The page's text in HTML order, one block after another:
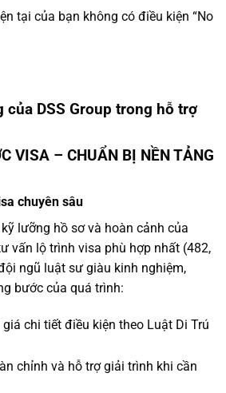
tại của bạn không có điều kiện “No
của DSS Group trong hỗ trợ
VISA – CHUẨN BỊ NỀN TẢNG
chuyên sâu
lưỡng hồ sơ và hoàn cảnh của
vấn lộ trình visa phù hợp nhất (482,
ngũ luật sư giàu kinh nghiệm,
bước của quá trình:
chi tiết điều kiện theo Luật Di Trú
chỉnh và hỗ trợ giải trình khi cần